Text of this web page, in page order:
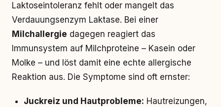
Laktoseintoleranz fehlt oder mangelt das
Verdauungsenzym Laktase. Bei einer
Milchallergie dagegen reagiert das
Immunsystem auf Milchproteine – Kasein oder
Molke – und löst damit eine echte allergische
Reaktion aus. Die Symptome sind oft ernster:
Juckreiz und Hautprobleme: Hautreizungen,